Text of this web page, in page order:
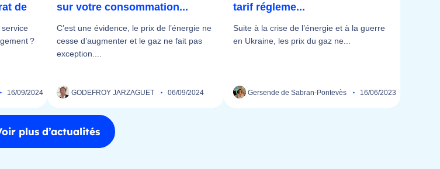
de
service
?
16/09/2024
sur votre consommation...
C’est une évidence, le prix de l’énergie ne
cesse d’augmenter et le gaz ne fait pas
exception....
GODEFROY JARZAGUET 06/09/2024
tarif régleme...
Suite à la crise de l’énergie et à la guerre
en Ukraine, les prix du gaz ne...
Gersende de Sabran-Pontevès 16/06/2023
plus d’actualités